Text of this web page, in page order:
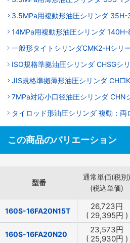
3.5MPa用複動形油圧シリンダ 35H-
14MPa用複動形油圧シリンダ
一般形タイトシリンダCMK2-Hシリ
ISO規格準拠油圧シリンダ CHSGシ
JIS規格準拠薄形油圧シリンダ
7MPa対応小口径油圧シリンダ CHN
タイロッド形油圧シリンダ 複動：両
この商品のバリエーション
型番
通常単価(税別)
(税込単価)
160S-16FA20N15T 26,723円
( 29,395円 )
160S-16FA20N20 23,573円
( 25,930円 )